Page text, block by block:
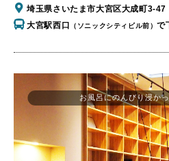
埼玉県さいたま市大宮区大成町3-47
大宮駅西口
（ソニックシティビル前）で
お風呂にのんびり浸か